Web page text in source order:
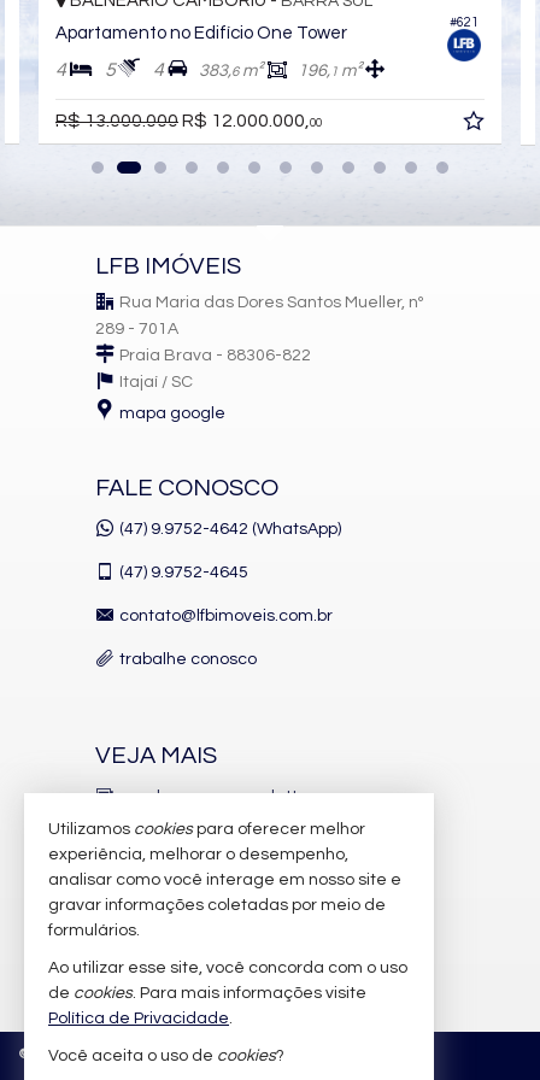
#621
Apartamento no Edifício One Tower
4 5 4 383,6m² 196, 1 m²
R$ 13.000.000R$ 12.000.000, 00
LFB IMÓVEIS
Rua Maria das Dores Santos Mueller, nº
289 - 701A
Praia Brava - 88306-822
Itajaí / SC
mapa google
FALE CONOSCO
(47) 9.9752-4642 (WhatsApp)
(47) 9.9752-4645
contato@lfbimoveis.com.br
trabalhe conosco
VEJA MAIS
receba nosso newsletter
indicadores financeiros
cadastre seu imóvel
imóveis favoritos
mapa de imóveis
© 2026 CRECI/SC 6.388-J Política de Privacidade
Utilizamos cookiespara oferecer melhor
experiência, melhorar o desempenho,
analisar como você interage em nosso site e
gravar informações coletadas por meio de
formulários.
Ao utilizar esse site, você concorda com o uso
de cookies. Para mais informações visite
Política de Privacidade.
Você aceita o uso de cookies?